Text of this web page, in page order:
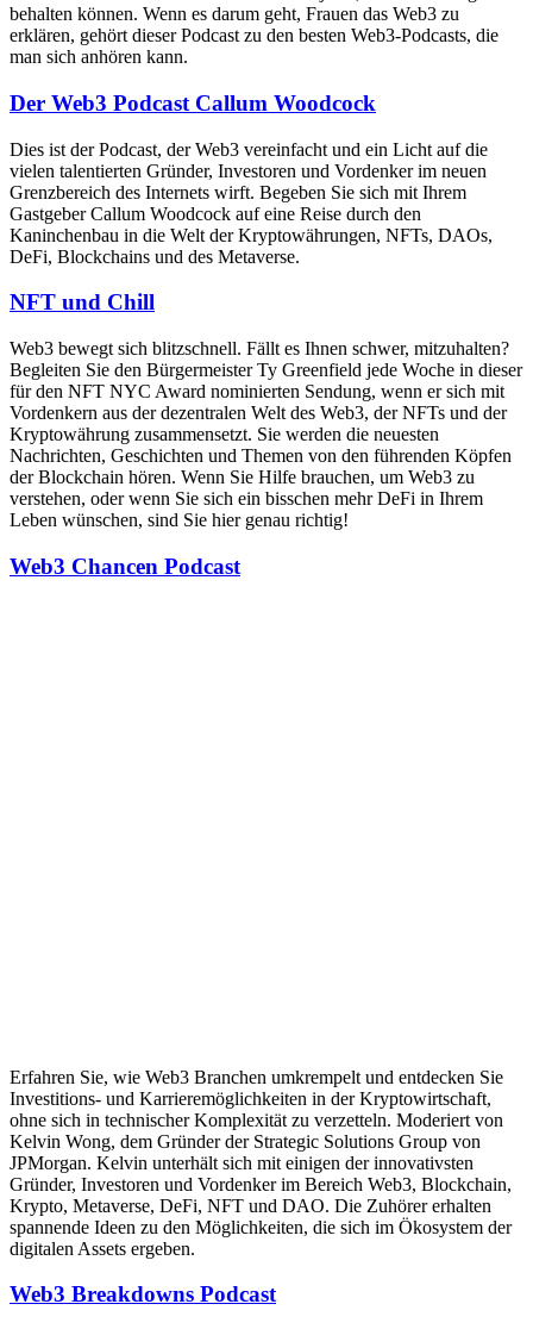
behalten können. Wenn es darum geht, Frauen das Web3 zu
erklären, gehört dieser Podcast zu den besten Web3-Podcasts, die
man sich anhören kann.
Der Web3 Podcast Callum Woodcock
Dies ist der Podcast, der Web3 vereinfacht und ein Licht auf die
vielen talentierten Gründer, Investoren und Vordenker im neuen
Grenzbereich des Internets wirft. Begeben Sie sich mit Ihrem
Gastgeber Callum Woodcock auf eine Reise durch den
Kaninchenbau in die Welt der Kryptowährungen, NFTs, DAOs,
DeFi, Blockchains und des Metaverse.
NFT und Chill
Web3 bewegt sich blitzschnell. Fällt es Ihnen schwer, mitzuhalten?
Begleiten Sie den Bürgermeister Ty Greenfield jede Woche in dieser
für den NFT NYC Award nominierten Sendung, wenn er sich mit
Vordenkern aus der dezentralen Welt des Web3, der NFTs und der
Kryptowährung zusammensetzt. Sie werden die neuesten
Nachrichten, Geschichten und Themen von den führenden Köpfen
der Blockchain hören. Wenn Sie Hilfe brauchen, um Web3 zu
verstehen, oder wenn Sie sich ein bisschen mehr DeFi in Ihrem
Leben wünschen, sind Sie hier genau richtig!
Web3 Chancen Podcast
Erfahren Sie, wie Web3 Branchen umkrempelt und entdecken Sie
Investitions- und Karrieremöglichkeiten in der Kryptowirtschaft,
ohne sich in technischer Komplexität zu verzetteln. Moderiert von
Kelvin Wong, dem Gründer der Strategic Solutions Group von
JPMorgan. Kelvin unterhält sich mit einigen der innovativsten
Gründer, Investoren und Vordenker im Bereich Web3, Blockchain,
Krypto, Metaverse, DeFi, NFT und DAO. Die Zuhörer erhalten
spannende Ideen zu den Möglichkeiten, die sich im Ökosystem der
digitalen Assets ergeben.
Web3 Breakdowns Podcast